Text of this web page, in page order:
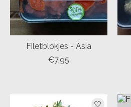
Filetblokjes - Asia
€7,95